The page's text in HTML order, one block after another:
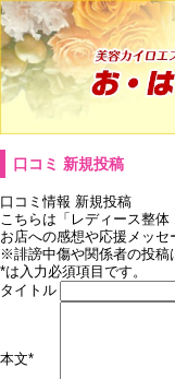
口コミ 新規投稿
口コミ情報 新規投稿
こちらは「レディース整体
お店への感想や応援メッセ
※誹謗中傷や関係者の投稿
*は入力必須項目です。
タイトル
本文*